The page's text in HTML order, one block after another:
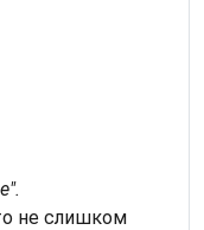
не слишком